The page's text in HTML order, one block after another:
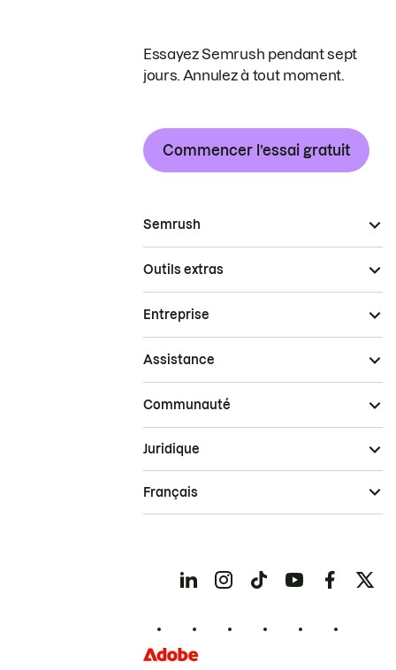
Essayez Semrush pendant sept
jours. Annulez à tout moment.
Commencer l’essai gratuit
Semrush
Outils extras
Entreprise
Assistance
Communauté
Juridique
Français